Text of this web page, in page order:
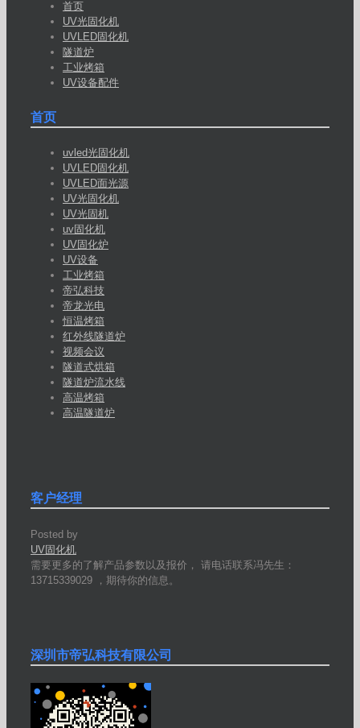
首页
UV光固化机
UVLED固化机
隧道炉
工业烤箱
UV设备配件
首页
uvled光固化机
UVLED固化机
UVLED面光源
UV光固化机
UV光固机
uv固化机
UV固化炉
UV设备
工业烤箱
帝弘科技
帝龙光电
恒温烤箱
红外线隧道炉
视频会议
隧道式烘箱
隧道炉流水线
高温烤箱
高温隧道炉
客户经理
Posted by
UV固化机
需要更多的了解产品参数以及报价， 请电话联系冯先生：
13715339029 ，期待你的信息。
深圳市帝弘科技有限公司